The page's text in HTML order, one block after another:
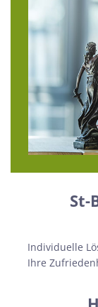
St-
Individuelle
Ihre